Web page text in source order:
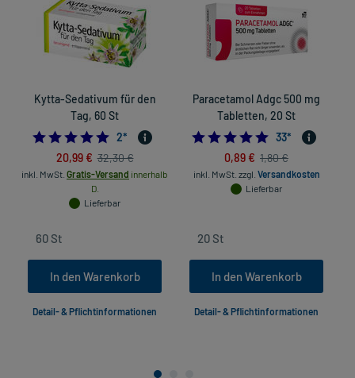
Kytta-Sedativum für den
Tag, 60 St
5.0
2*
20,99 € 32,30 €
inkl. MwSt. Gratis-Versand innerhalb
D.
Lieferbar
In den Warenkorb
Detail- & Pflichtinformationen
Paracetamol Adgc 500 mg
Tabletten, 20 St
33*
0,89 € 1,80 €
inkl. MwSt. zzgl. Versandkosten
Lieferbar
In den Warenkorb
Detail- & Pflichtinformationen